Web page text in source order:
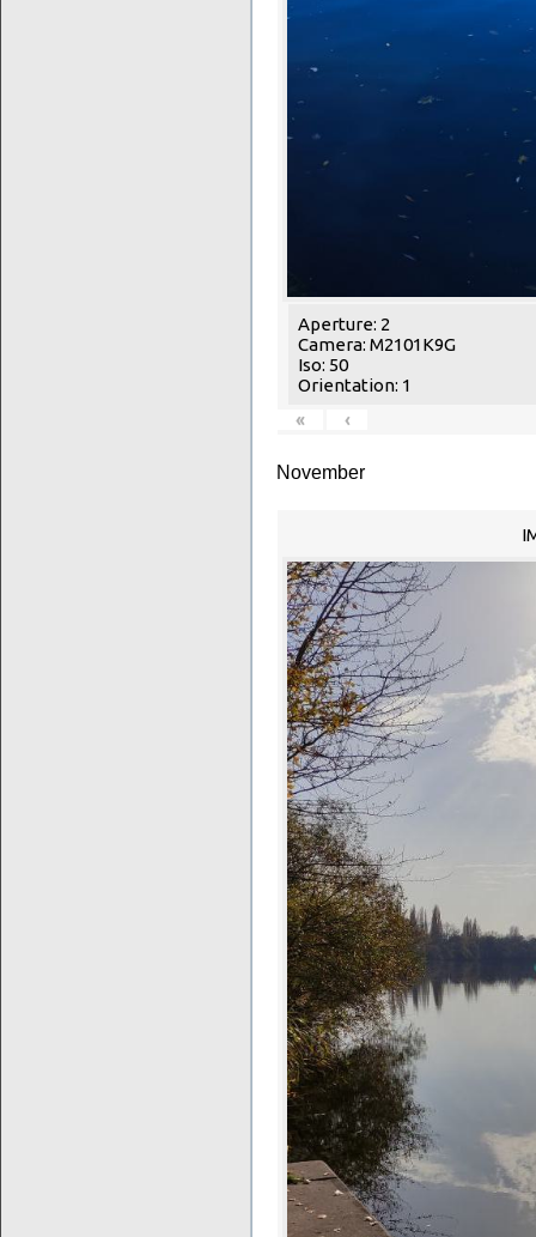
Aperture: 2
Camera: M2101K9G
Iso: 50
Orientation: 1
«
‹
November